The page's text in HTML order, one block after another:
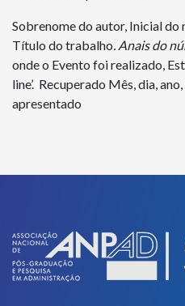
Sobrenome do autor, Inicial do
Título do trabalho. Anais do
onde o Evento foi realizado,
line’. Recuperado Mês, dia,
apresentado